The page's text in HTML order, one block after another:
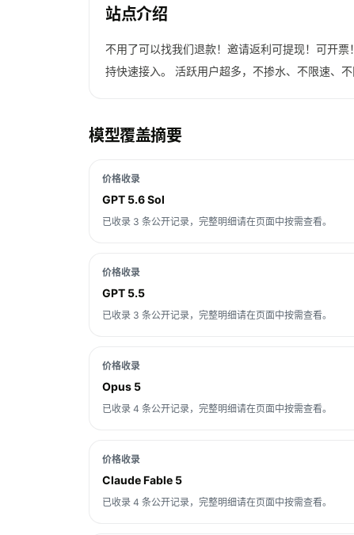
站点介绍
不用了可以找我们退款！邀请返利可提现！可开
持快速接入。 活跃用户超多，不掺水、不限速、不
模型覆盖摘要
价格收录
GPT 5.6 Sol
已收录 3 条公开记录，完整明细请在页面中按需查看。
价格收录
GPT 5.5
已收录 3 条公开记录，完整明细请在页面中按需查看。
价格收录
Opus 5
已收录 4 条公开记录，完整明细请在页面中按需查看。
价格收录
Claude Fable 5
已收录 4 条公开记录，完整明细请在页面中按需查看。